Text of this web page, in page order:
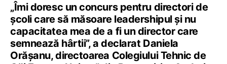
„Îmi doresc un concurs pentru directori de
școli care să măsoare leadershipul și nu
capacitatea mea de a fi un director care
semnează hârtii”, a declarat Daniela
Orășanu, directoarea Colegiului Tehnic de